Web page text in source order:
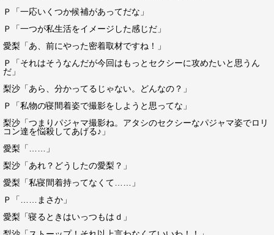
Ｐ「一応いくつか候補があってだな」
Ｐ「一つが私生活をイメージした感じだ」
愛梨「あ、前にやった密着取材ですね！」
Ｐ「それはそうなんだが今回はもっとセクシーに攻めたいと思うん
だ」
梨沙「あら、分かってるじゃない。どんなの？」
Ｐ「私物の寝間着姿で撮影をしようと思ってな」
梨沙「つまりパジャマ撮影ね。アタシのセクシーなパジャマ姿でロリ
コン達を悩殺してあげる♪」
愛梨「……」
梨沙「あれ？どうしたの愛梨？」
愛梨「私寝間着持ってなくて……」
Ｐ「……まさか」
愛梨「寝るときはいっつもはｄ」